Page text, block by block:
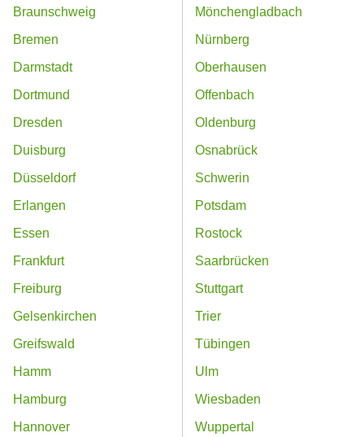
Braunschweig
Bremen
Darmstadt
Dortmund
Dresden
Duisburg
Düsseldorf
Erlangen
Essen
Frankfurt
Freiburg
Gelsenkirchen
Greifswald
Hamm
Hamburg
Hannover
Mönchengladbach
Nürnberg
Oberhausen
Offenbach
Oldenburg
Osnabrück
Schwerin
Potsdam
Rostock
Saarbrücken
Stuttgart
Trier
Tübingen
Ulm
Wiesbaden
Wuppertal